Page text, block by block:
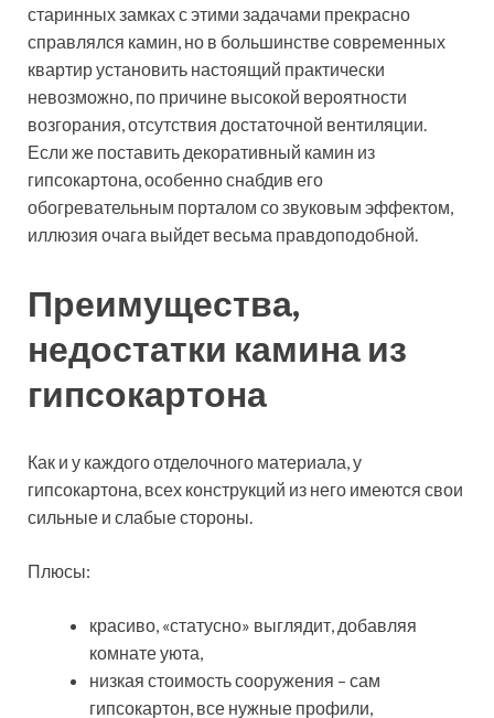
старинных замках с этими задачами прекрасно
справлялся камин, но в большинстве современных
квартир установить настоящий практически
невозможно, по причине высокой вероятности
возгорания, отсутствия достаточной вентиляции.
Если же поставить декоративный камин из
гипсокартона, особенно снабдив его
обогревательным порталом со звуковым эффектом,
иллюзия очага выйдет весьма правдоподобной.
Преимущества,
недостатки камина из
гипсокартона
Как и у каждого отделочного материала, у
гипсокартона, всех конструкций из него имеются свои
сильные и слабые стороны.
Плюсы:
красиво, «статусно» выглядит, добавляя
комнате уюта,
низкая стоимость сооружения – сам
гипсокартон, все нужные профили,